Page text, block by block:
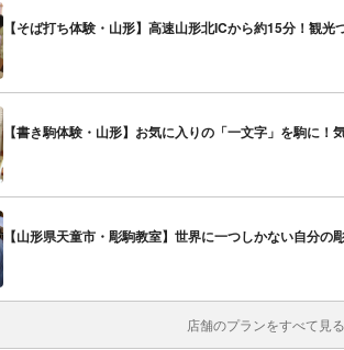
【そば打ち体験・山形】高速山形北ICから約15分！観
【書き駒体験・山形】お気に入りの「一文字」を駒に！
【山形県天童市・彫駒教室】世界に一つしかない自分の
店舗のプランをすべて見